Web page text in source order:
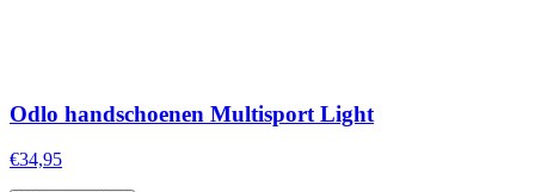
Odlo handschoenen Multisport Light
€34,95